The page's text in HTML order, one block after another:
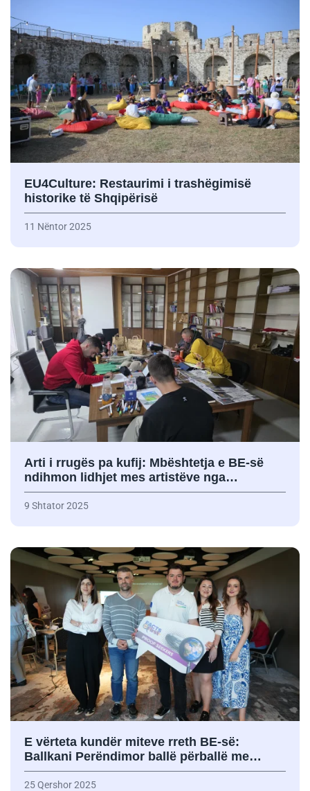
EU4Culture: Restaurimi i trashëgimisë
historike të Shqipërisë
11 Nëntor 2025
Arti i rrugës pa kufij: Mbështetja e BE-së
ndihmon lidhjet mes artistëve nga…
9 Shtator 2025
E vërteta kundër miteve rreth BE-së:
Ballkani Perëndimor ballë përballë me…
25 Qershor 2025